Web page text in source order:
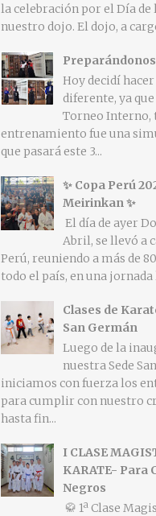
la celebración por el Día de
nuestro dojo. El dojo, a
Hoy decidí hacer
diferente, ya
Torneo Interno,
entrenamiento fue una
que pasará este 3...
✨ Copa Perú
Meirinkan ✨
El día de ayer
Abril, se llevó a
Perú, reuniendo a más de
todo el país, en una jornada
Clases de
San Germán
Luego de la
nuestra Sede
iniciamos con fuerza los
para cumplir con nuestro
hasta fin...
I CLASE
KARATE- Para
Negros
🥋 1ª Clase